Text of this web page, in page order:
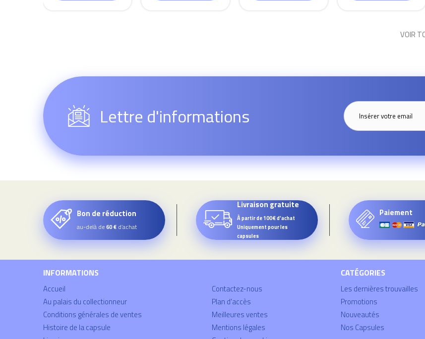
VOIR
Lettre d'informations
Bon de réduction
au-delà de60 € d’achat
Livraison gratuite
À partir de 100€ d'achat
Uniquement pour les
capsules
Paiement
INFORMATIONS
Accueil
Au palais du collectionneur
Conditions générales de ventes
Histoire de la capsule
Contactez-nous
Plan d'accès
Meilleures ventes
Mentions légales
CATÉGORIES
Les dernières trouvailles
Promotions
Nouveautés
Nos Capsules